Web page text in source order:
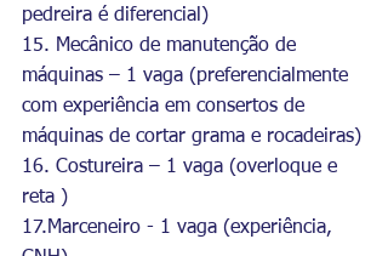
pedreira é diferencial)
15. Mecânico de manutenção de
máquinas – 1 vaga (preferencialmente
com experiência em consertos de
máquinas de cortar grama e rocadeiras)
16. Costureira – 1 vaga (overloque e
reta )
17.Marceneiro - 1 vaga (experiência,